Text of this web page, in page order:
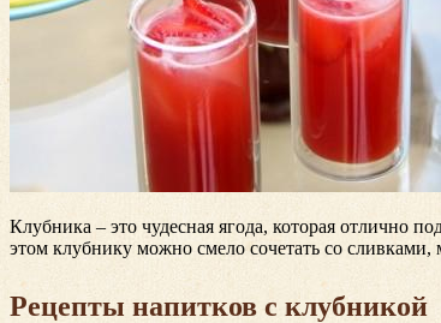
Клубника – это чудесная ягода, которая отлично
этом клубнику можно смело сочетать со
Рецепты напитков с клубникой